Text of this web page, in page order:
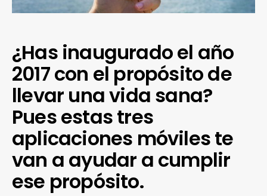
¿Has inaugurado el año
2017 con el propósito de
llevar una vida sana?
Pues estas tres
aplicaciones móviles te
van a ayudar a cumplir
ese propósito.